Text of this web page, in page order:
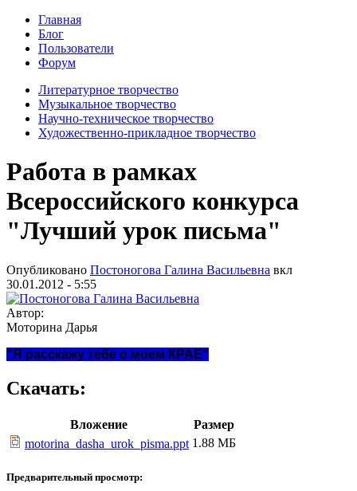
Главная
Блог
Пользователи
Форум
Литературное творчество
Музыкальное творчество
Научно-техническое творчество
Художественно-прикладное творчество
Работа в рамках
Всероссийского конкурса
"Лучший урок письма"
Опубликовано Постоногова Галина Васильевна вкл
30.01.2012 - 5:55
Автор:
Моторина Дарья
"Я расскажу тебе о моем КРАЕ"
Скачать:
Вложение
Размер
motorina_dasha_urok_pisma.ppt 1.88 МБ
Предварительный просмотр: